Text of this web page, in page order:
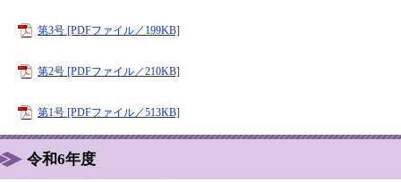
第3号 [PDFファイル／199KB]
第2号 [PDFファイル／210KB]
第1号 [PDFファイル／513KB]
令和6年度